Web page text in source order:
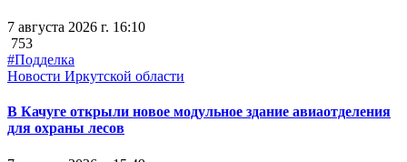
7 августа 2026 г. 16:10
753
#Подделка
Новости Иркутской области
В Качуге открыли новое модульное здание авиаотделения
для охраны лесов